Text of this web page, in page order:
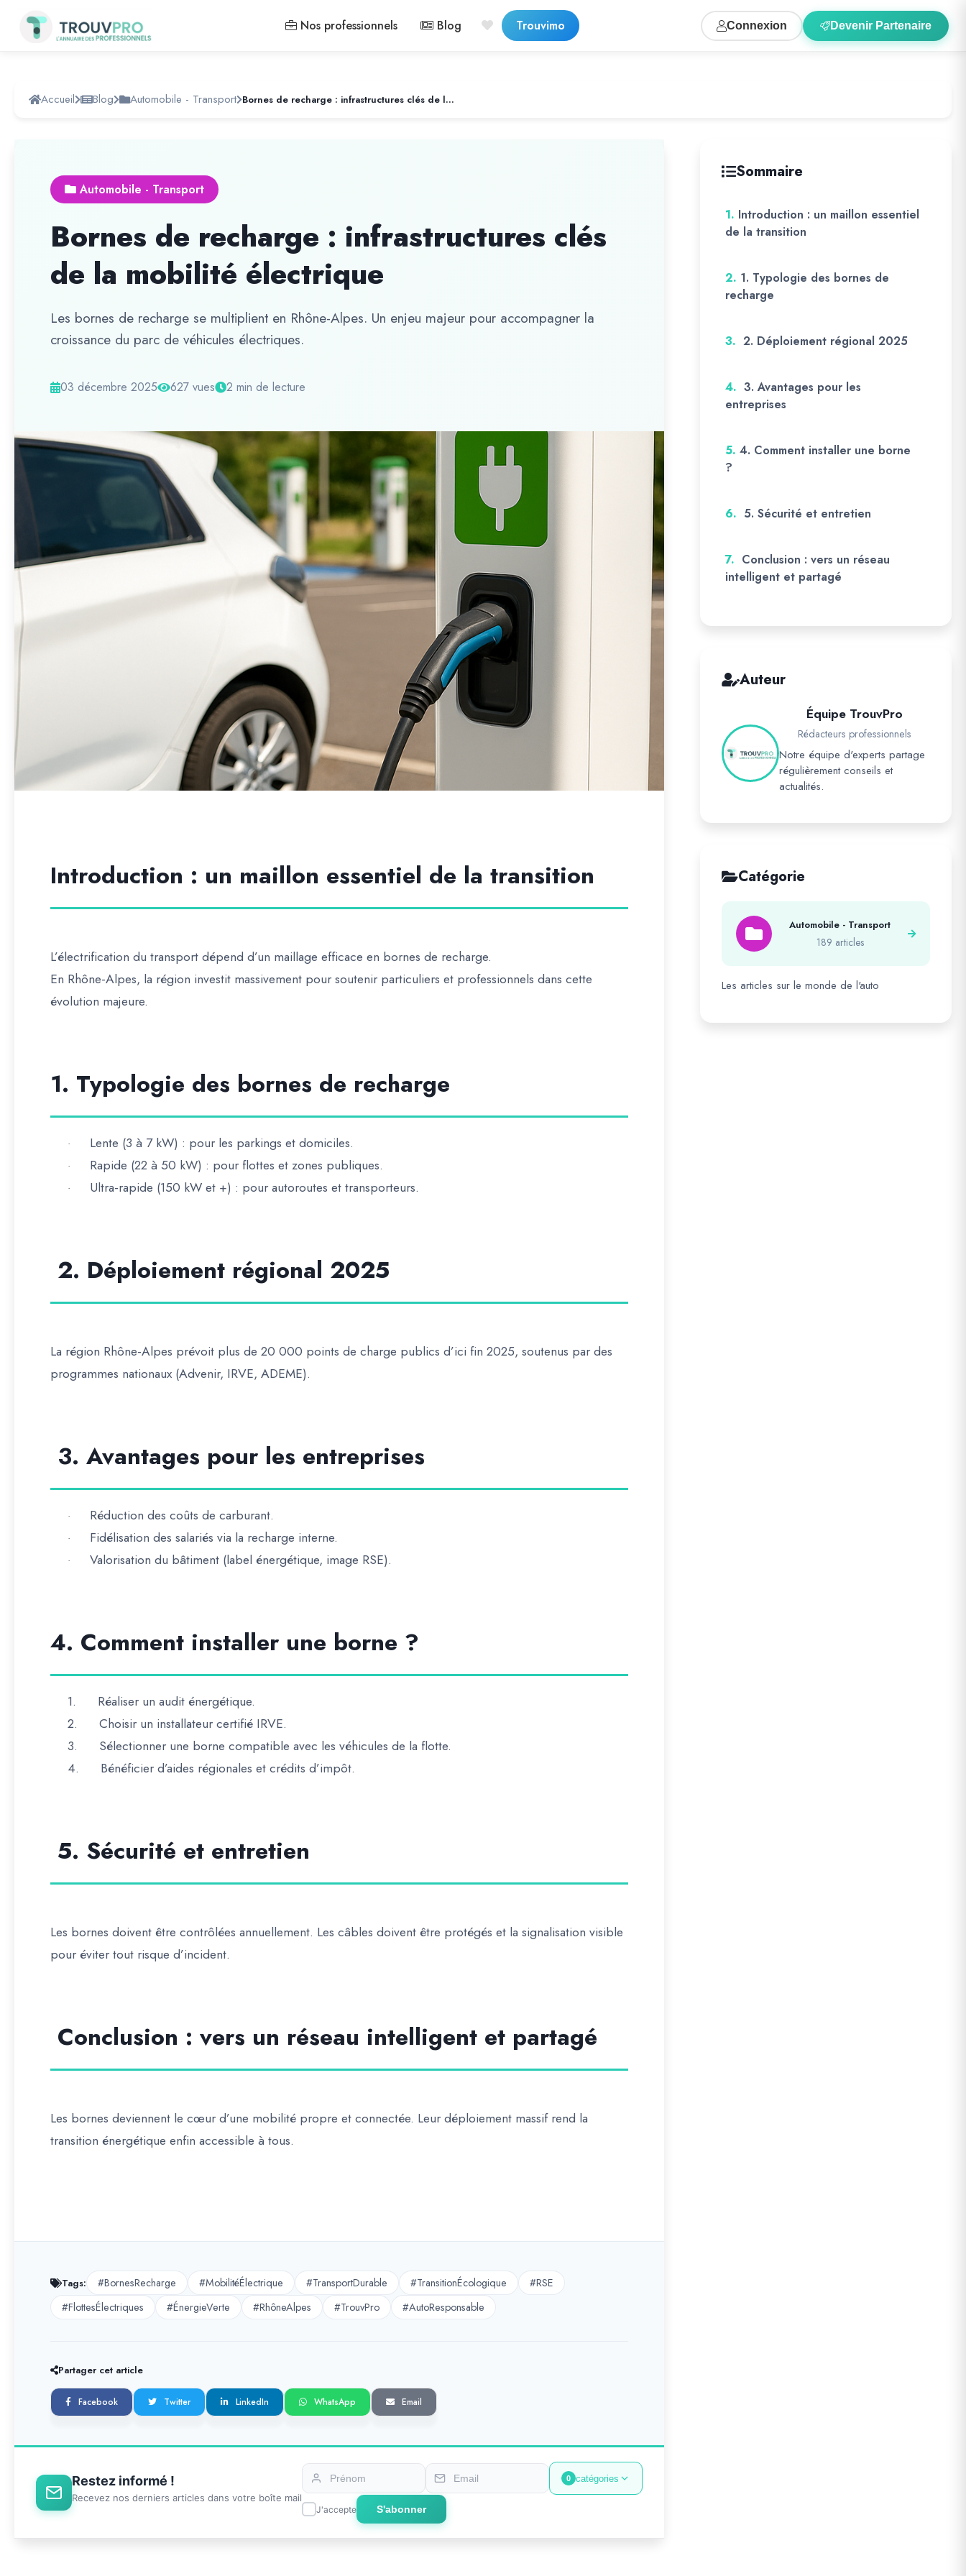
Nos professionnels Blog Trouvimo Connexion Devenir Partenaire
Accueil Blog Automobile - Transport Bornes de recharge : infrastructures clés de la mobilité électrique
Automobile - Transport
Bornes de recharge : infrastructures clés
de la mobilité électrique
Les bornes de recharge se multiplient en Rhône-Alpes. Un enjeu majeur pour accompagner la
croissance du parc de véhicules électriques.
03 décembre 2025 627 vues 2 min de lecture
Introduction : un maillon essentiel de la transition
L’électrification du transport dépend d’un maillage efficace en bornes de recharge.
En Rhône-Alpes, la région investit massivement pour soutenir particuliers et professionnels dans cette
évolution majeure.
1. Typologie des bornes de recharge
· Lente (3 à 7 kW) : pour les parkings et domiciles.
· Rapide (22 à 50 kW) : pour flottes et zones publiques.
· Ultra-rapide (150 kW et +) : pour autoroutes et transporteurs.
2. Déploiement régional 2025
La région Rhône-Alpes prévoit plus de 20 000 points de charge publics d’ici fin 2025, soutenus par des
programmes nationaux (Advenir, IRVE, ADEME).
3. Avantages pour les entreprises
· Réduction des coûts de carburant.
· Fidélisation des salariés via la recharge interne.
· Valorisation du bâtiment (label énergétique, image RSE).
4. Comment installer une borne ?
1.
Réaliser un audit énergétique.
2.
Choisir un installateur certifié IRVE.
3.
Sélectionner une borne compatible avec les véhicules de la flotte.
4.
Bénéficier d’aides régionales et crédits d’impôt.
5. Sécurité et entretien
Les bornes doivent être contrôlées annuellement. Les câbles doivent être protégés et la signalisation visible
pour éviter tout risque d’incident.
Conclusion : vers un réseau intelligent et partagé
Les bornes deviennent le cœur d’une mobilité propre et connectée. Leur déploiement massif rend la
transition énergétique enfin accessible à tous.
Tags: #BornesRecharge #MobilitéÉlectrique #TransportDurable #TransitionÉcologique
#RSE
#FlottesÉlectriques
#ÉnergieVerte #RhôneAlpes #TrouvPro #AutoResponsable
Partager cet article
Facebook Twitter LinkedIn WhatsApp Email
Restez informé !
Recevez nos derniers articles dans votre boîte mail
0 catégories
J'accepte S'abonner
Sommaire
1. Introduction : un maillon essentiel
de la transition
2. 1. Typologie des bornes de
recharge
3. 2. Déploiement régional 2025
4. 3. Avantages pour les
entreprises
5. 4. Comment installer une borne
?
6. 5. Sécurité et entretien
7. Conclusion : vers un réseau
intelligent et partagé
Auteur
Équipe TrouvPro
Rédacteurs professionnels
Notre équipe d'experts partage
régulièrement conseils et
actualités.
Catégorie
Automobile - Transport
189 articles
Les articles sur le monde de l'auto